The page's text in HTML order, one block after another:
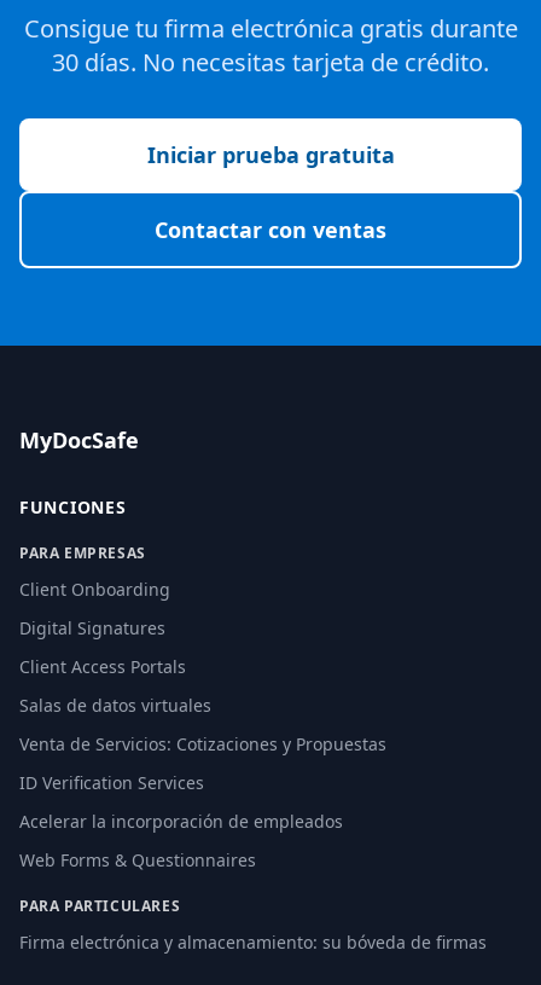
Consigue tu firma electrónica gratis durante
30 días. No necesitas tarjeta de crédito.
Iniciar prueba gratuita
Contactar con ventas
MyDocSafe
FUNCIONES
PARA EMPRESAS
Client Onboarding
Digital Signatures
Client Access Portals
Salas de datos virtuales
Venta de Servicios: Cotizaciones y Propuestas
ID Verification Services
Acelerar la incorporación de empleados
Web Forms & Questionnaires
PARA PARTICULARES
Firma electrónica y almacenamiento: su bóveda de firmas